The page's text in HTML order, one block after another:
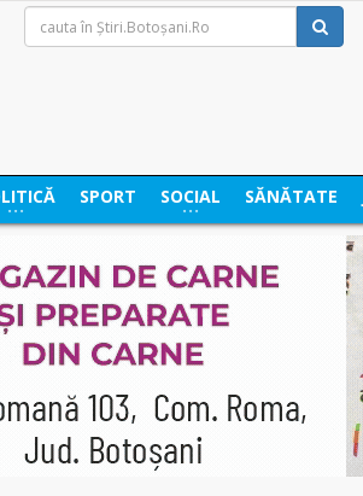
SPORT SOCIAL SĂNĂTATE